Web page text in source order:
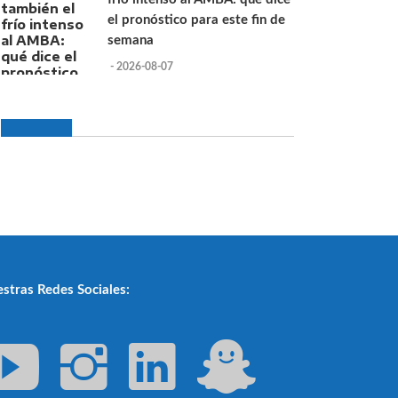
el pronóstico para este fin de
semana
- 2026-08-07
Redes Sociales: